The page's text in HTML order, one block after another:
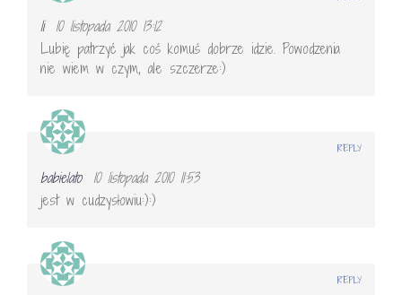
li
10 listopada 2010 13:12
Lubię patrzyć jak coś komuś dobrze idzie. Powodzenia
nie wiem w czym, ale szczerze:)
babielato
10 listopada 2010 11:53
jest w cudzysłowiu:):)
REPLY
REPLY